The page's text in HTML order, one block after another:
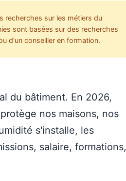
recherches sur les métiers du
sont basées sur des recherches
d'un conseiller en formation.
du bâtiment. En 2026,
nos maisons, nos
s'installe, les
salaire, formations,